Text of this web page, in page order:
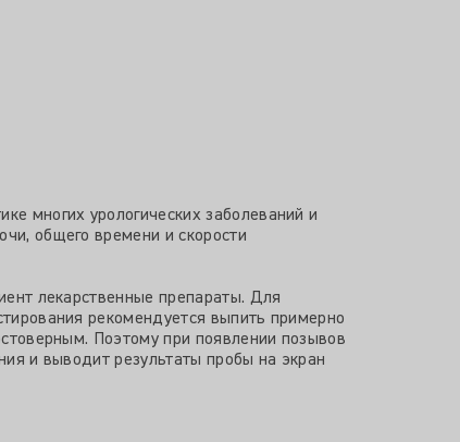
многих урологических заболеваний и
общего времени и скорости
лекарственные препараты. Для
рекомендуется выпить примерно
Поэтому при появлении позывов
и выводит результаты пробы на экран